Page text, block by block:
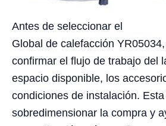
Antes de seleccionar el
Global de calefacción
confirmar el flujo de trabajo del
espacio disponible, los
condiciones de instalación.
sobredimensionar la compra y